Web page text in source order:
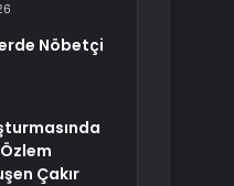
Nöbetçi
Çakır